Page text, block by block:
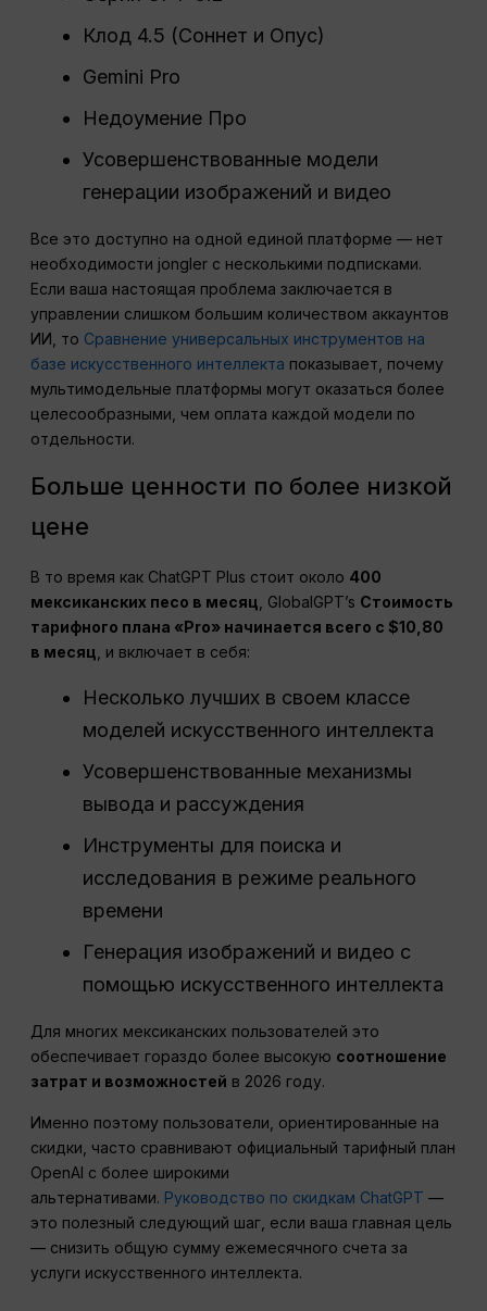
Клод 4.5 (Соннет и Опус)
Gemini Pro
Недоумение Про
Усовершенствованные модели
генерации изображений и видео
Все это доступно на одной единой платформе — нет
необходимости jongler с несколькими подписками.
Если ваша настоящая проблема заключается в
управлении слишком большим количеством аккаунтов
ИИ, то Сравнение универсальных инструментов на
базе искусственного интеллекта показывает, почему
мультимодельные платформы могут оказаться более
целесообразными, чем оплата каждой модели по
отдельности.
Больше ценности по более низкой
цене
В то время как ChatGPT Plus стоит около 400
мексиканских песо в месяц , GlobalGPT’s Стоимость
тарифного плана «Pro» начинается всего с $10,80
в месяц , и включает в себя:
Несколько лучших в своем классе
моделей искусственного интеллекта
Усовершенствованные механизмы
вывода и рассуждения
Инструменты для поиска и
исследования в режиме реального
времени
Генерация изображений и видео с
помощью искусственного интеллекта
Для многих мексиканских пользователей это
обеспечивает гораздо более высокую соотношение
затрат и возможностей в 2026 году.
Именно поэтому пользователи, ориентированные на
скидки, часто сравнивают официальный тарифный план
OpenAI с более широкими
альтернативами. Руководство по скидкам ChatGPT —
это полезный следующий шаг, если ваша главная цель
— снизить общую сумму ежемесячного счета за
услуги искусственного интеллекта.